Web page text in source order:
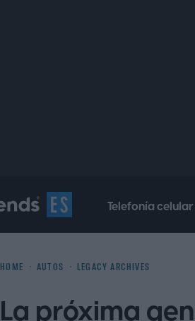
Telefonía celular
HOME AUTOS LEGACY ARCHIVES
La próxima